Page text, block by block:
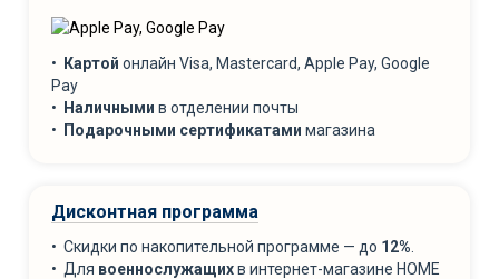
• Картой онлайн Visa, Mastercard, Apple Pay, Google
Pay
• Наличными в отделении почты
• Подарочными сертификатами магазина
Дисконтная программа
• Скидки по накопительной программе — до 12%
• Для военнослужащихв интернет-магазине HOME